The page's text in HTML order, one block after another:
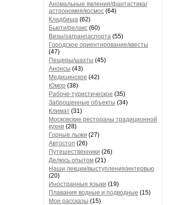
Аномальные явления/фантастика/
астрономия/космос (64)
Кладбища (62)
Бьюти/релакс (60)
Визы/загранпаспорта (55)
Городское ориентирование/квесты
(47)
Пещеры/шахты (45)
Анонсы (43)
Медицинское (42)
Юмор (38)
Рабоче-туристическое (35)
Заброшенные объекты (34)
Климат (31)
Московские рестораны традиционной
кухни (28)
Горные лыжи (27)
Автостоп (26)
Путешественники (26)
Делюсь опытом (21)
Наши лекции/выступления/интервью
(20)
Иностранные языки (19)
Плавания водные и подводные (15)
Мои рассказы (15)